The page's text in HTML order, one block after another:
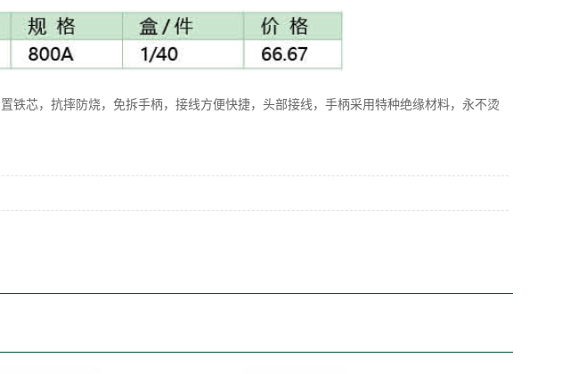
铁芯，抗摔防烧，免拆手柄，接线方便快捷，头部接线，手柄采用特种绝缘材料，永不烫